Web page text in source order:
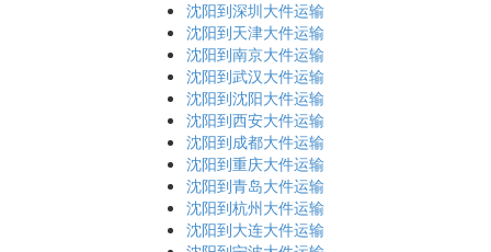
沈阳到深圳大件运输
沈阳到天津大件运输
沈阳到南京大件运输
沈阳到武汉大件运输
沈阳到沈阳大件运输
沈阳到西安大件运输
沈阳到成都大件运输
沈阳到重庆大件运输
沈阳到青岛大件运输
沈阳到杭州大件运输
沈阳到大连大件运输